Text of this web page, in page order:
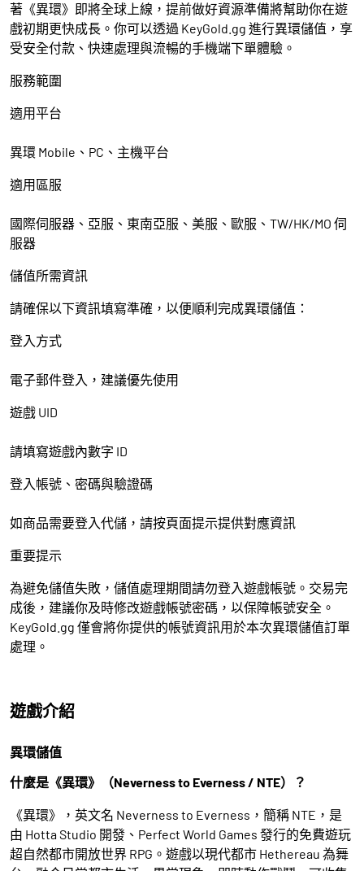
著《異環》即將全球上線，提前做好資源準備將幫助你在遊
戲初期更快成長。你可以透過 KeyGold.gg 進行異環儲值，享
受安全付款、快速處理與流暢的手機端下單體驗。
服務範圍
適用平台
異環 Mobile、PC、主機平台
適用區服
國際伺服器、亞服、東南亞服、美服、歐服、TW/HK/MO 伺
服器
儲值所需資訊
請確保以下資訊填寫準確，以便順利完成異環儲值：
登入方式
電子郵件登入，建議優先使用
遊戲 UID
請填寫遊戲內數字 ID
登入帳號、密碼與驗證碼
如商品需要登入代儲，請按頁面提示提供對應資訊
重要提示
為避免儲值失敗，儲值處理期間請勿登入遊戲帳號。交易完
成後，建議你及時修改遊戲帳號密碼，以保障帳號安全。
KeyGold.gg 僅會將你提供的帳號資訊用於本次異環儲值訂單
處理。
遊戲介紹
異環儲值
什麼是《異環》（Neverness to Everness / NTE）？
《異環》，英文名 Neverness to Everness，簡稱 NTE，是
由 Hotta Studio 開發、Perfect World Games 發行的免費遊玩
超自然都市開放世界 RPG。遊戲以現代都市 Hethereau 為舞